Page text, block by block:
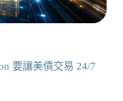
要讓美債交易 24/7